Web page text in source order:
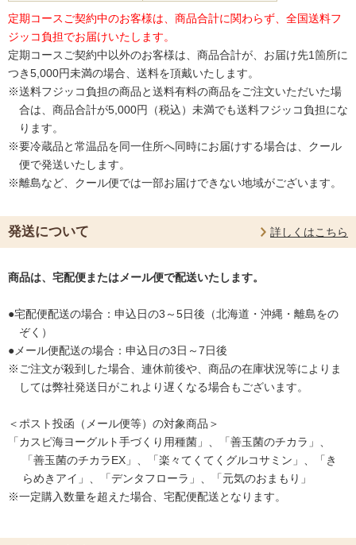
定期コースご契約中のお客様は、商品合計に関わらず、全国送料フ
ジッコ負担でお届けいたします。
定期コースご契約中以外のお客様は、商品合計が、お届け先1箇所に
つき5,000円未満の場合、送料を頂戴いたします。
※送料フジッコ負担の商品と送料有料の商品をご注文いただいた場
合は、商品合計が5,000円（税込）未満でも送料フジッコ負担にな
ります。
※要冷蔵品と常温品を同一住所へ同時にお届けする場合は、クール
便で発送いたします。
※離島など、クール便では一部お届けできない地域がございます。
発送について 詳しくはこちら
商品は、宅配便またはメール便で配送いたします。
●宅配便配送の場合：申込日の3～5日後（北海道・沖縄・離島をの
ぞく）
●メール便配送の場合：申込日の3日～7日後
※ご注文が殺到した場合、連休前後や、商品の在庫状況等によりま
しては弊社発送日がこれより遅くなる場合もございます。
＜ポスト投函（メール便等）の対象商品＞
「カスピ海ヨーグルト手づくり用種菌」、「善玉菌のチカラ」、
「善玉菌のチカラEX」、「楽々てくてくグルコサミン」、「き
らめきアイ」、「デンタフローラ」、「元気のおまもり」
※一定購入数量を超えた場合、宅配便配送となります。